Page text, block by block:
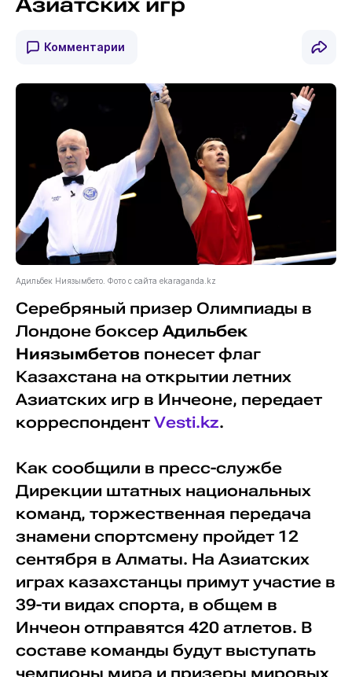
Комментарии
Адильбек Ниязымбето. Фото с сайта ekaraganda.kz
Серебряный призер Олимпиады в
Лондоне боксер Адильбек
Ниязымбетов понесет флаг
Казахстана на открытии летних
Азиатских игр в Инчеоне, передает
корреспондент Vesti.kz.
Как сообщили в пресс-службе
Дирекции штатных национальных
команд, торжественная передача
знамени спортсмену пройдет 12
сентября в Алматы. На Азиатских
играх казахстанцы примут участие в
39-ти видах спорта, в общем в
Инчеон отправятся 420 атлетов. В
составе команды будут выступать
чемпионы мира и призеры мировых